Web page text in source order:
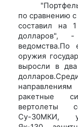
по сравнению
составил на
долларов", -
ведомства.По
оружия
выросли в
ракетные
вертолеты
Су-30МКИ,